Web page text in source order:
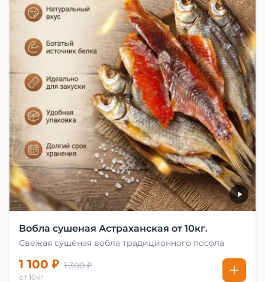
Вобла сушеная Астраханская от 10кг.
Свежая сушёная вобла традиционного посола
1 100 ₽ 1 300 ₽
от 10кг